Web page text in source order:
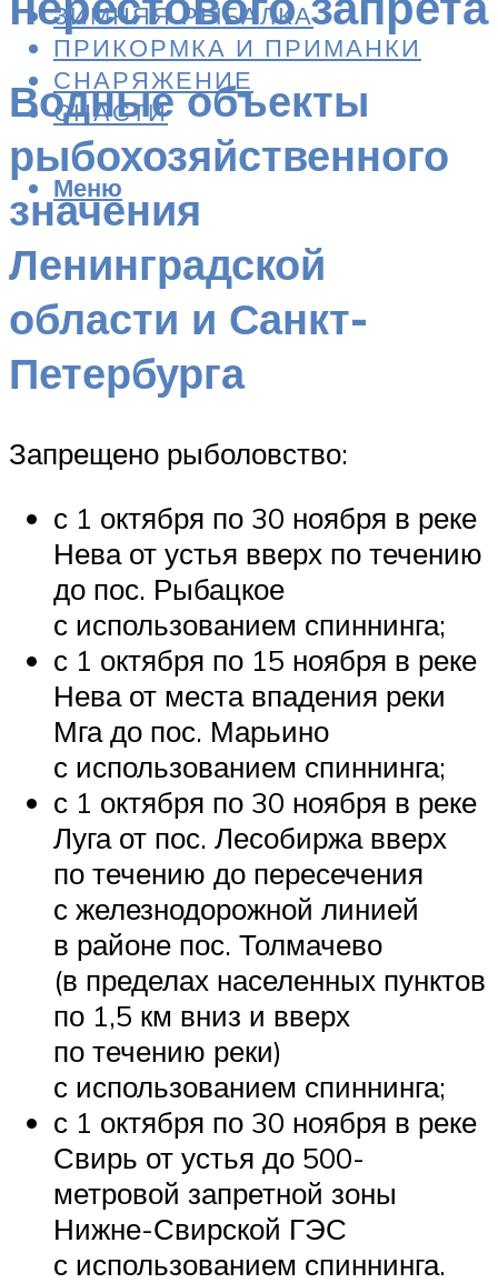
ЗИМНЯЯ РЫБАЛКА
ПРИКОРМКА И ПРИМАНКИ
СНАРЯЖЕНИЕ
СНАСТИ
Меню
Водные объекты
рыбохозяйственного
значения
Ленинградской
области и Санкт-
Петербурга
Запрещено рыболовство:
с 1 октября по 30 ноября в реке
Нева от устья вверх по течению
до пос. Рыбацкое
с использованием спиннинга;
с 1 октября по 15 ноября в реке
Нева от места впадения реки
Мга до пос. Марьино
с использованием спиннинга;
с 1 октября по 30 ноября в реке
Луга от пос. Лесобиржа вверх
по течению до пересечения
с железнодорожной линией
в районе пос. Толмачево
(в пределах населенных пунктов
по 1,5 км вниз и вверх
по течению реки)
с использованием спиннинга;
с 1 октября по 30 ноября в реке
Свирь от устья до 500-
метровой запретной зоны
Нижне-Свирской ГЭС
с использованием спиннинга.